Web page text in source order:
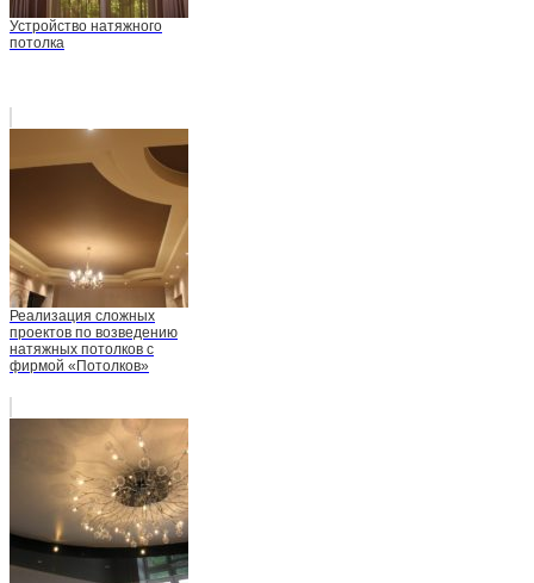
Устройство натяжного
потолка
Реализация сложных
проектов по возведению
натяжных потолков с
фирмой «Потолков»